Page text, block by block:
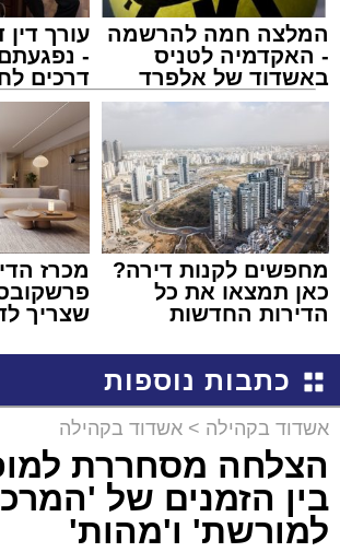
המלצה חמה להרשמה
- האקדמיה לטניס
באשדוד של אלפרד
קריאולנסקי - לילדים
עורך דין
-
דרכים
שמגיע
מחפשים לקנות דירה?
כאן תמצאו את כל
הדירות החדשות
מכרז
שצריך
באשדוד
כתבות נוספות
אשדוד בקהילה > אשדוד בקהילה
הצלחה מסחררת
בין הזמנים של
למורשת' ו'מהות'